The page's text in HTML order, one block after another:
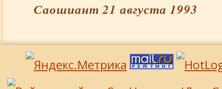
Саошиант 21 августа 1993